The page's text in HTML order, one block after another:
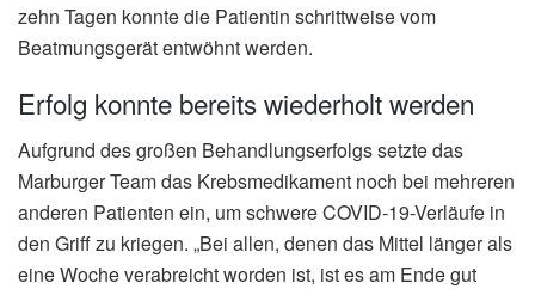
zehn Tagen konnte die Patientin schrittweise vom
Beatmungsgerät entwöhnt werden.
Erfolg konnte bereits wiederholt werden
Aufgrund des großen Behandlungserfolgs setzte das
Marburger Team das Krebsmedikament noch bei mehreren
anderen Patienten ein, um schwere COVID-19-Verläufe in
den Griff zu kriegen. „Bei allen, denen das Mittel länger als
eine Woche verabreicht worden ist, ist es am Ende gut